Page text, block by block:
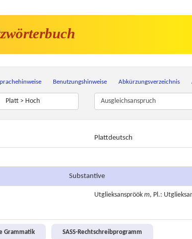
Benutzungshinweise Abkürzungsverzeichnis
Platt > Hoch
Plattdeutsch
Substantive
Utglieksanspröök m, Pl.:
Grammatik
SASS-Rechtschreibprogramm